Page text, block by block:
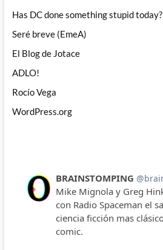
Has DC done something stupid today?
Seré breve (EmeA)
El Blog de Jotace
ADLO!
Rocío Vega
WordPress.org